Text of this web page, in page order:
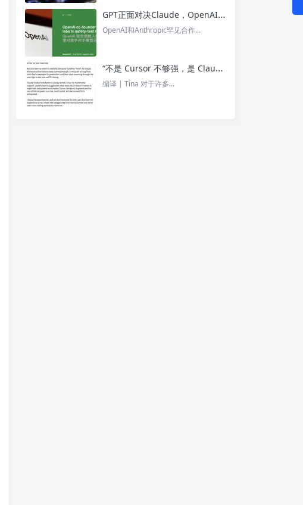
GPT正面对决Claude，OpenAI竟没全赢，AI安全「极限大测」真相曝光 – 今日头条
OpenAI和Anthropic罕见合作...
“不是 Cursor 不够强，是 Claude Code 太猛了” ！创始人详解Claude Code如何改写编程方式 – 今日头条
编译 | Tina 对于许多...